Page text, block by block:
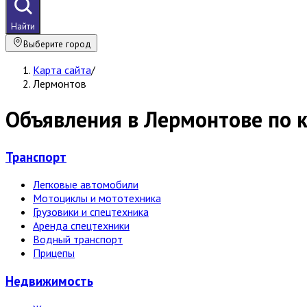
Найти
Выберите город
Карта сайта/
Лермонтов
Объявления в Лермонтове по
Транспорт
Легковые автомобили
Мотоциклы и мототехника
Грузовики и спецтехника
Аренда спецтехники
Водный транспорт
Прицепы
Недвижи­мость